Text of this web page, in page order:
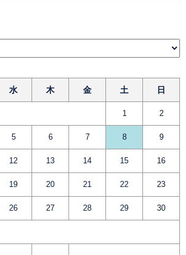
水 木 金 土 日
1 2
5 6 7 8 9
12 13 14 15 16
19 20 21 22 23
26 27 28 29 30